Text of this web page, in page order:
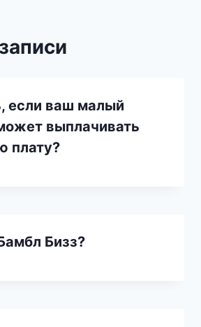
если ваш малый
выплачивать
плату?
Бизз?